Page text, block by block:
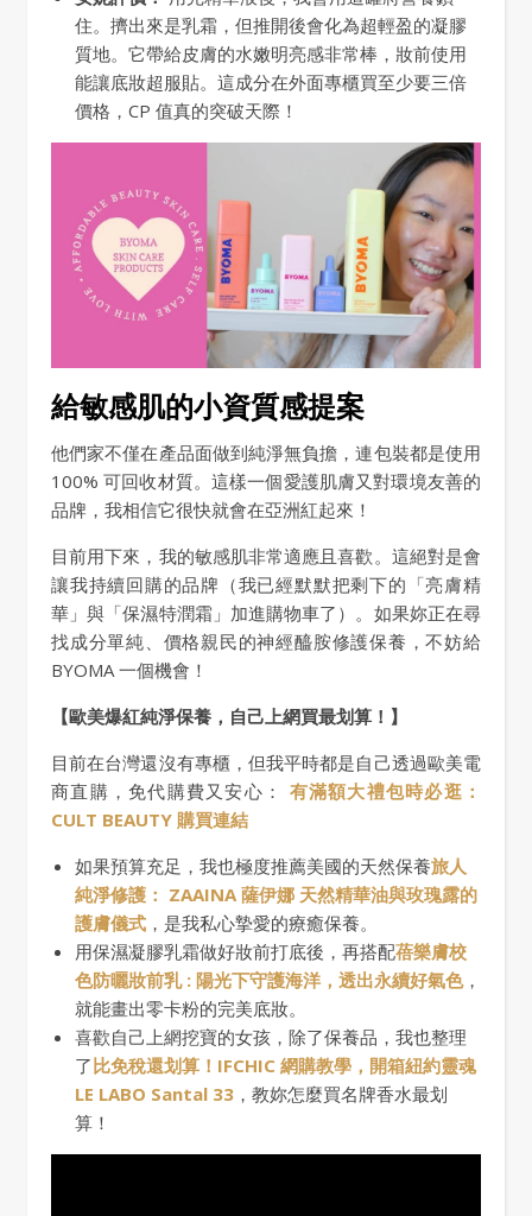
住。擠出來是乳霜，但推開後會化為超輕盈的凝膠
質地。它帶給皮膚的水嫩明亮感非常棒，妝前使用
能讓底妝超服貼。這成分在外面專櫃買至少要三倍
價格，CP 值真的突破天際！
給敏感肌的小資質感提案
他們家不僅在產品面做到純淨無負擔，連包裝都是使用
100% 可回收材質。這樣一個愛護肌膚又對環境友善的
品牌，我相信它很快就會在亞洲紅起來！
目前用下來，我的敏感肌非常適應且喜歡。這絕對是會
讓我持續回購的品牌（我已經默默把剩下的「亮膚精
華」與「保濕特潤霜」加進購物車了）。如果妳正在尋
找成分單純、價格親民的神經醯胺修護保養，不妨給
BYOMA 一個機會！
【歐美爆紅純淨保養，自己上網買最划算！】
目前在台灣還沒有專櫃，但我平時都是自己透過歐美電
商直購，免代購費又安心： 有滿額大禮包時必逛：
CULT BEAUTY 購買連結
如果預算充足，我也極度推薦美國的天然保養旅人
純淨修護： ZAAINA 薩伊娜 天然精華油與玫瑰露的
護膚儀式 ，是我私心摯愛的療癒保養。
用保濕凝膠乳霜做好妝前打底後，再搭配蓓樂膚校
色防曬妝前乳 : 陽光下守護海洋，透出永續好氣色，
就能畫出零卡粉的完美底妝。
喜歡自己上網挖寶的女孩，除了保養品，我也整理
了比免稅還划算！IFCHIC 網購教學，開箱紐約靈魂
LE LABO Santal 33 ，教妳怎麼買名牌香水最划
算！